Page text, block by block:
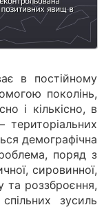
в постійному
поколінь,
і кількісно, в
демографічна
поряд з
сировинної,
роззброєння,
зусиль